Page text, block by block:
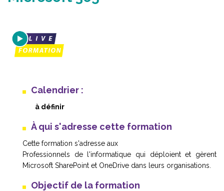
Calendrier :
à définir
À qui s'adresse cette formation
Cette formation s'adresse aux
Professionnels de l'informatique qui déploient et gèrent
Microsoft SharePoint et OneDrive dans leurs organisations.
Objectif de la formation